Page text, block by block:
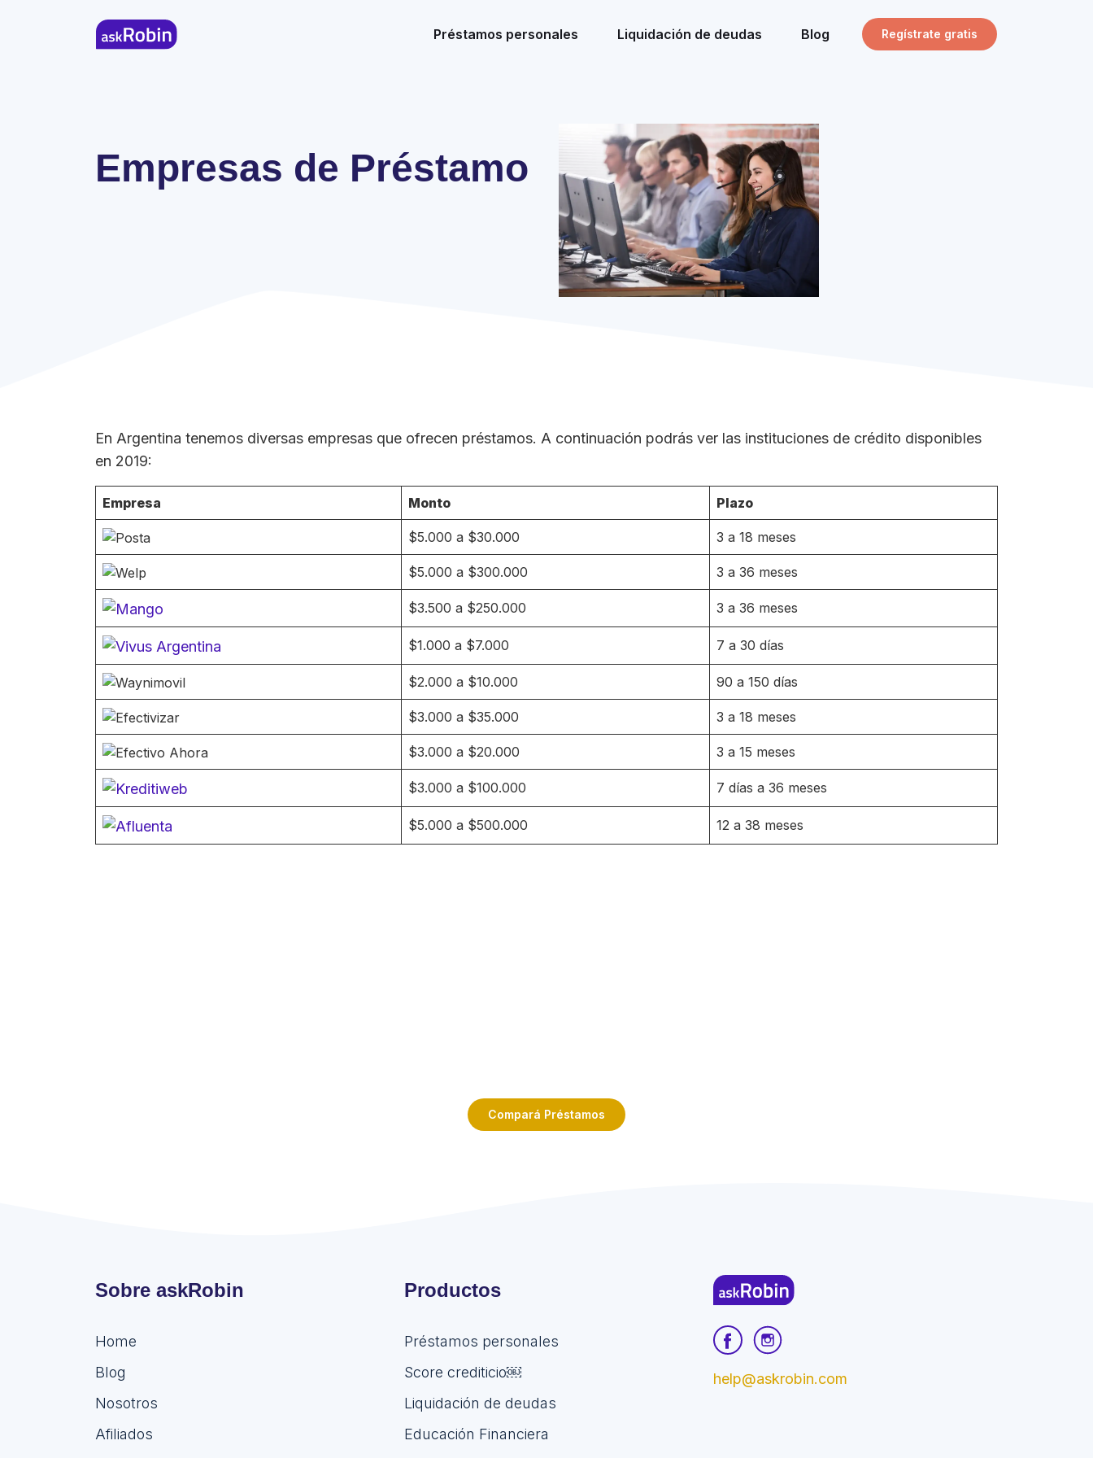
Préstamos personales Liquidación de deudas Blog Regístrate gratis
Empresas de Préstamo
En Argentina tenemos diversas empresas que ofrecen préstamos. A continuación podrás ver las instituciones de crédito disponibles
en 2019:
Empresa Monto Plazo
$5.000 a $30.000 3 a 18 meses
$5.000 a $300.000 3 a 36 meses
$3.500 a $250.000 3 a 36 meses
$1.000 a $7.000 7 a 30 días
$2.000 a $10.000 90 a 150 días
$3.000 a $35.000 3 a 18 meses
$3.000 a $20.000 3 a 15 meses
$3.000 a $100.000 7 días a 36 meses
$5.000 a $500.000 12 a 38 meses
Compará Préstamos
Sobre askRobin
Home
Blog
Nosotros
Afiliados
Productos
Préstamos personales
Score crediticio￼
Liquidación de deudas
Educación Financiera
help@askrobin.com